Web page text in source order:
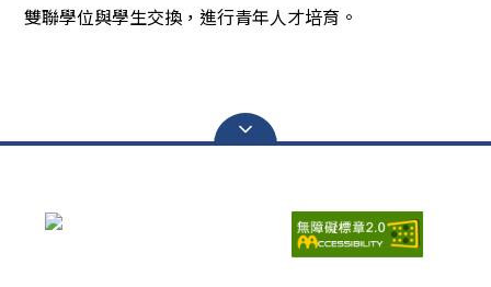
雙聯學位與學生交換，進行青年人才培育。